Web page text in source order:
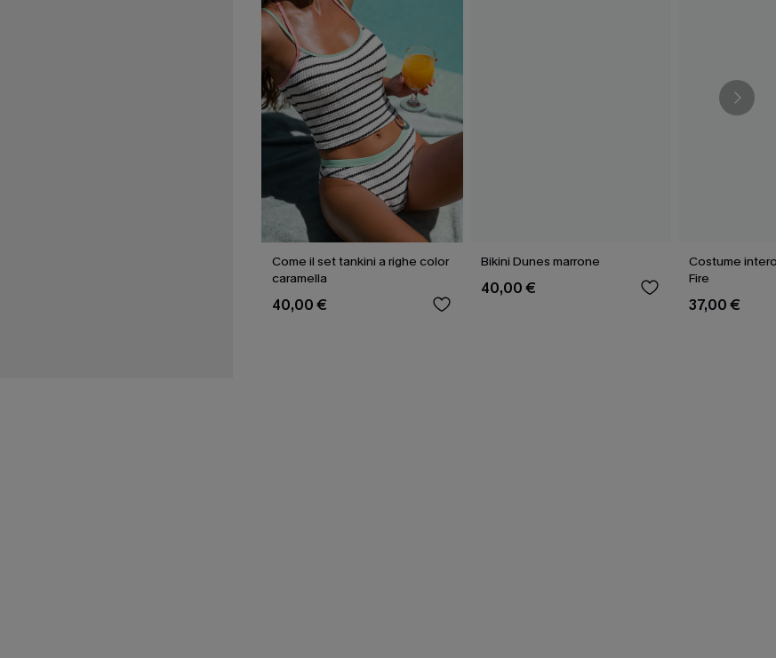
Come il set tankini a righe color
caramella
40,00 €
Bikini Dunes marrone
40,00 €
Costume
Fire
37,00 €